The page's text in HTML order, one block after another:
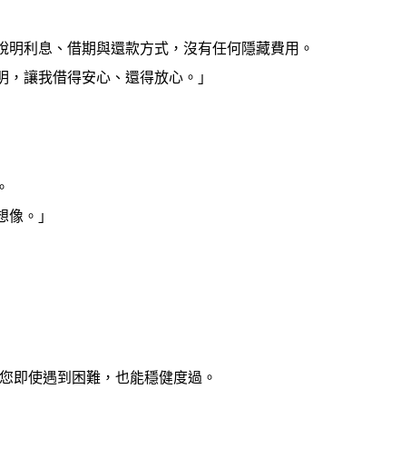
利息、借期與還款方式，沒有任何隱藏費用。
讓我借得安心、還得放心。」
。」
即使遇到困難，也能穩健度過。